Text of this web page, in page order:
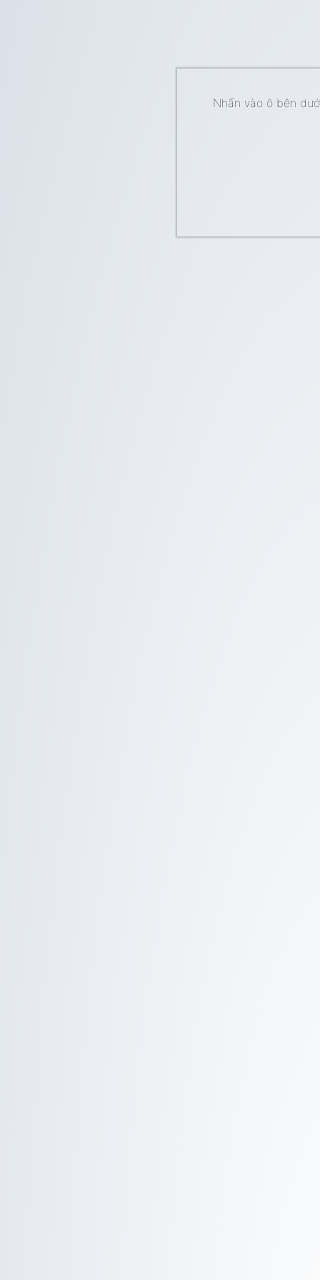
Nhấn vào ô bên